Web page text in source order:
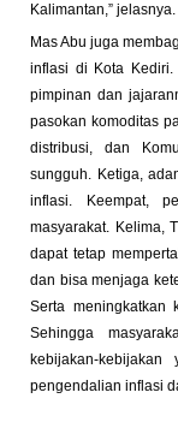
Kalimantan,” jelasnya.
Mas Abu juga
inflasi di Kota
pimpinan dan
pasokan komoditas
distribusi, dan
sungguh. Ketiga,
inflasi. Keempat,
masyarakat. Kelima,
dapat tetap
dan bisa menjaga
Serta meningkatkan
Sehingga
kebijakan-
pengendalian inflasi